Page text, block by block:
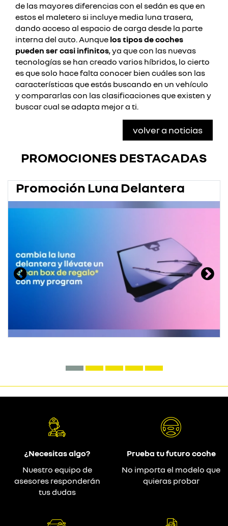
de las mayores diferencias con el sedán es que en
estos el maletero si incluye media luna trasera,
dando acceso al espacio de carga desde la parte
interna del auto. Aunque los tipos de coches
pueden ser casi infinitos, ya que con las nuevas
tecnologías se han creado varios híbridos, lo cierto
es que solo hace falta conocer bien cuáles son las
características que estás buscando en un vehículo
y compararlas con las clasificaciones que existen y
buscar cual se adapta mejor a ti.
volver a noticias
PROMOCIONES DESTACADAS
Promoción Luna Delantera
¿Necesitas algo?
Nuestro equipo de
asesores responderán
tus dudas
Prueba tu futuro coche
No importa el modelo que
quieras probar